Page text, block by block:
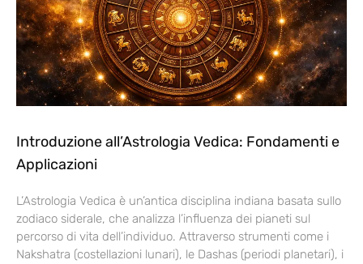
Introduzione all’Astrologia Vedica: Fondamenti e
Applicazioni
L’Astrologia Vedica è un’antica disciplina indiana basata sullo
zodiaco siderale, che analizza l’influenza dei pianeti sul
percorso di vita dell’individuo. Attraverso strumenti come i
Nakshatra (costellazioni lunari), le Dashas (periodi planetari), i